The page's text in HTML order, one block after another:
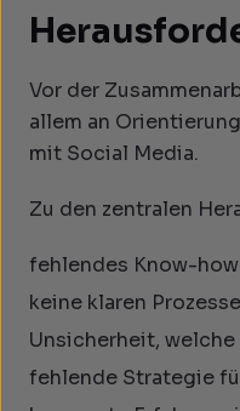
Vor der
allem an
mit Social Media.
Zu den zentralen
fehlendes Know-
keine klaren
Unsicherheit,
fehlende Strategie